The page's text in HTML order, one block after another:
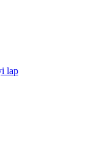
lap